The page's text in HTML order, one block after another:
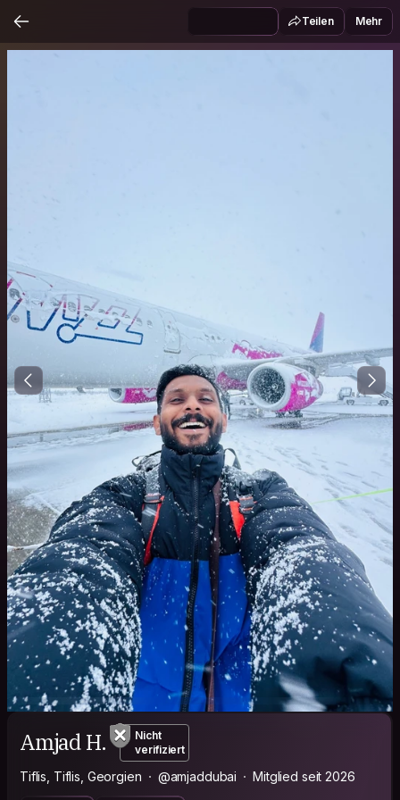
Teilen Mehr
Amjad H.
Nicht
verifiziert
Tiflis, Tiflis, Georgien @amjaddubai Mitglied seit 2026